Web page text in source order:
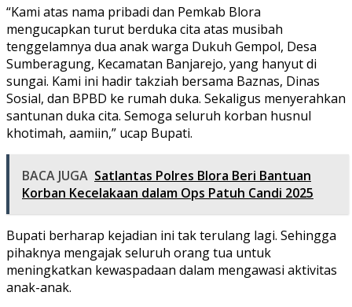
“Kami atas nama pribadi dan Pemkab Blora
mengucapkan turut berduka cita atas musibah
tenggelamnya dua anak warga Dukuh Gempol, Desa
Sumberagung, Kecamatan Banjarejo, yang hanyut di
sungai. Kami ini hadir takziah bersama Baznas, Dinas
Sosial, dan BPBD ke rumah duka. Sekaligus menyerahkan
santunan duka cita. Semoga seluruh korban husnul
khotimah, aamiin,” ucap Bupati.
BACA JUGA Satlantas Polres Blora Beri Bantuan
Korban Kecelakaan dalam Ops Patuh Candi 2025
Bupati berharap kejadian ini tak terulang lagi. Sehingga
pihaknya mengajak seluruh orang tua untuk
meningkatkan kewaspadaan dalam mengawasi aktivitas
anak-anak.